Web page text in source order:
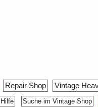
Repair Shop Vintage
Hilfe Suche im Vintage Shop